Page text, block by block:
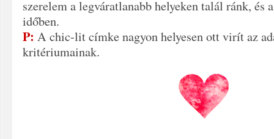
szerelem a legváratlanabb helyeken talál ránk, és
időben.
P: A chic-lit címke nagyon helyesen ott virít az
kritériumainak.